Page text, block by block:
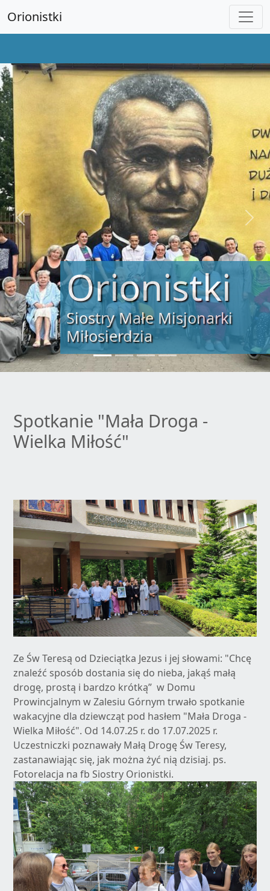
Orionistki
„Tylko miłość zbawi świat”
św. Alojzy Orione
Previous Next
Spotkanie "Mała Droga -
Wielka Miłość"
Ze Św Teresą od Dzieciątka Jezus i jej słowami: "Chcę
znaleźć sposób dostania się do nieba, jakąś małą
drogę, prostą i bardzo krótką” w Domu
Prowincjalnym w Zalesiu Górnym trwało spotkanie
wakacyjne dla dziewcząt pod hasłem "Mała Droga -
Wielka Miłość". Od 14.07.25 r. do 17.07.2025 r.
Uczestniczki poznawały Małą Drogę Św Teresy,
zastanawiając się, jak można żyć nią dzisiaj. ps.
Fotorelacja na fb Siostry Orionistki.